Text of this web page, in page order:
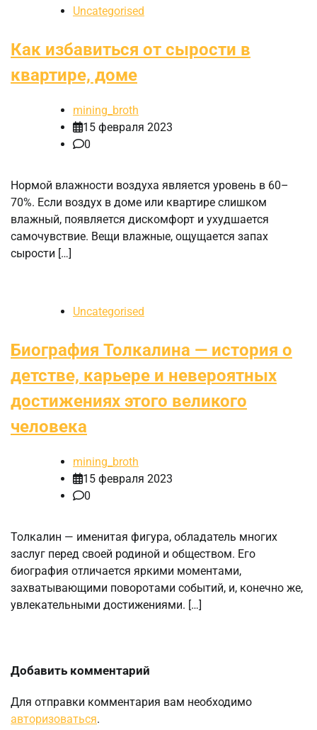
Uncategorised
Как избавиться от сырости в
квартире, доме
mining_broth
15 февраля 2023
0
Нормой влажности воздуха является уровень в 60–
70%. Если воздух в доме или квартире слишком
влажный, появляется дискомфорт и ухудшается
самочувствие. Вещи влажные, ощущается запах
сырости […]
Uncategorised
Биография Толкалина — история о
детстве, карьере и невероятных
достижениях этого великого
человека
mining_broth
15 февраля 2023
0
Толкалин — именитая фигура, обладатель многих
заслуг перед своей родиной и обществом. Его
биография отличается яркими моментами,
захватывающими поворотами событий, и, конечно же,
увлекательными достижениями. […]
Добавить комментарий
Для отправки комментария вам необходимо
авторизоваться.